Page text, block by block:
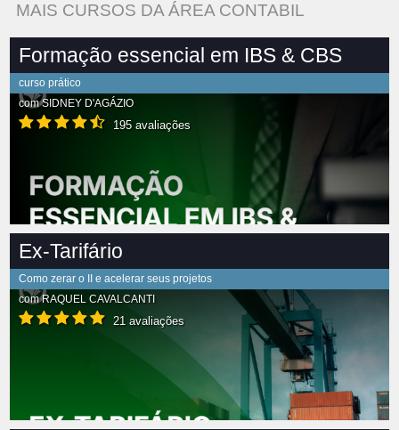
MAIS CURSOS DA ÁREA CONTABIL
Formação essencial em IBS & CBS
curso prático
comSIDNEY D'AGÁZIO
195 avaliações
Ex-Tarifário
Como zerar o II e acelerar seus projetos
comRAQUEL CAVALCANTI
21 avaliações